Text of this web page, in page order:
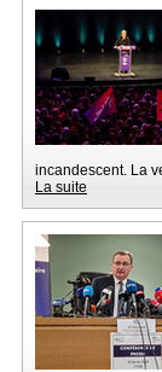
incandescent. La
La suite